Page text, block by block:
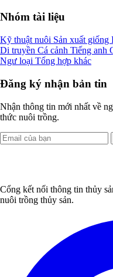
Nhóm tài liệu
Kỹ thuật nuôi Sản xuất giống
Di truyền Cá cảnh Tiếng anh
Ngư loại Tổng hợp khác
Đăng ký nhận bản tin
Nhận thông tin mới nhất về
thức nuôi trồng.
Cổng kết nối thông tin thủy
nuôi trồng thủy sản.